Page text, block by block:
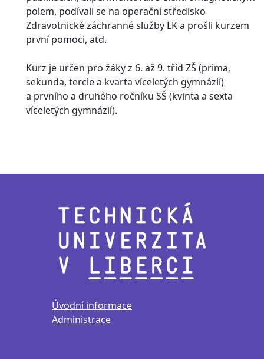
polem, podívali se na operační středisko
Zdravotnické záchranné služby LK a prošli kurzem
první pomoci, atd.
Kurz je určen pro žáky z 6. až 9. tříd ZŠ (prima,
sekunda, tercie a kvarta víceletých gymnázií)
a prvního a druhého ročníku SŠ (kvinta a sexta
víceletých gymnázií).
Úvodní informace
Administrace